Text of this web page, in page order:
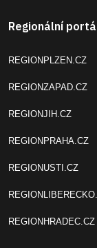
Regionální
REGIONPLZEN.CZ
REGIONZAPAD.CZ
REGIONJIH.CZ
REGIONPRAHA.CZ
REGIONUSTI.CZ
REGIONHRADEC.CZ